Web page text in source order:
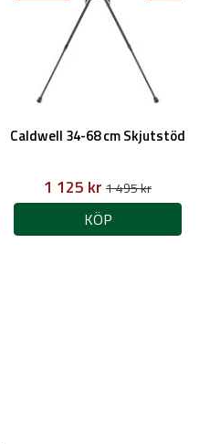
Caldwell 34-68 cm Skjutstöd
1 125 kr 1 495 kr
KÖP